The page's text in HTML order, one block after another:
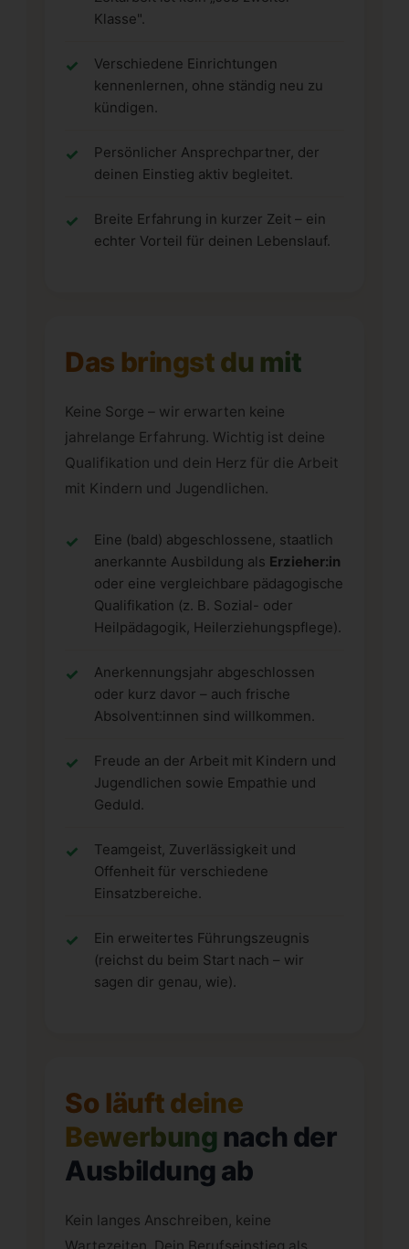
Klasse".
Verschiedene Einrichtungen
kennenlernen, ohne ständig neu zu
kündigen.
Persönlicher Ansprechpartner, der
deinen Einstieg aktiv begleitet.
Breite Erfahrung in kurzer Zeit – ein
echter Vorteil für deinen Lebenslauf.
Das bringst du mit
Keine Sorge – wir erwarten keine
jahrelange Erfahrung. Wichtig ist deine
Qualifikation und dein Herz für die Arbeit
mit Kindern und Jugendlichen.
Eine (bald) abgeschlossene, staatlich
anerkannte Ausbildung als Erzieher:in
oder eine vergleichbare pädagogische
Qualifikation (z. B. Sozial- oder
Heilpädagogik, Heilerziehungspflege).
Anerkennungsjahr abgeschlossen
oder kurz davor – auch frische
Absolvent:innen sind willkommen.
Freude an der Arbeit mit Kindern und
Jugendlichen sowie Empathie und
Geduld.
Teamgeist, Zuverlässigkeit und
Offenheit für verschiedene
Einsatzbereiche.
Ein erweitertes Führungszeugnis
(reichst du beim Start nach – wir
sagen dir genau, wie).
So läuft deine
Bewerbung nach der
Ausbildung ab
Kein langes Anschreiben, keine
Wartezeiten. Dein Berufseinstieg als